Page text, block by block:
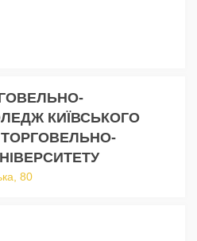
КИЇВСЬКОГО
80